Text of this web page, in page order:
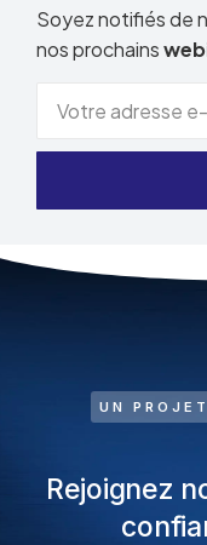
Soyez notifiés de
nos prochains
UN
Rejoignez